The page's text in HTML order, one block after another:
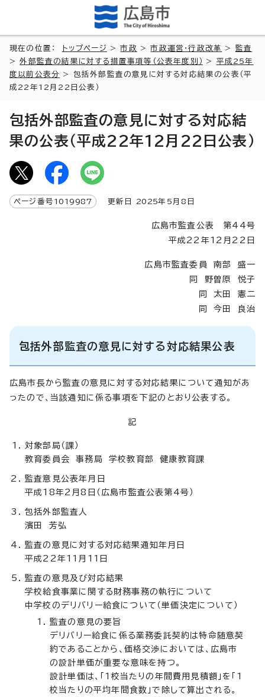
現在の位置： トップページ >市政 >市政運営・行政改革 > 監査
>外部監査の結果に対する措置事項等（公表年度別） > 平成25年
度以前公表分 > 包括外部監査の意見に対する対応結果の公表（平
成22年12月22日公表）
包括外部監査の意見に対する対応結
果の公表（平成22年12月22日公表）
ページ番号 1019987 更新日 2025年5月8日
広島市監査公表 第44号
平成22年12月22日
広島市監査委員 南部 盛一
同 野曽原 悦子
同 太田 憲二
同 今田 良治
包括外部監査の意見に対する対応結果公表
広島市長から監査の意見に対する対応結果について通知があ
ったので、当該通知に係る事項を下記のとおり公表する。
記
対象部局（課）
教育委員会 事務局 学校教育部 健康教育課
監査意見公表年月日
平成18年2月8日（広島市監査公表第4号）
包括外部監査人
濱田 芳弘
監査の意見に対する対応結果通知年月日
平成22年11月11日
監査の意見及び対応結果
学校給食事業に関する財務事務の執行について
中学校のデリバリー給食について（単価決定について）
監査の意見の要旨
デリバリー給食に係る業務委託契約は特命随意契
約であることから、価格交渉においては、広島市
の設計単価が重要な意味を持つ。
設計単価は、「1校当たりの年間費用見積額」を「1
校当たりの平均年間食数」で除して算出される。